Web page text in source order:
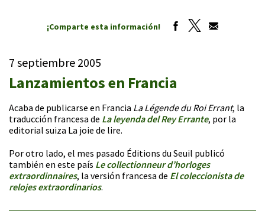
¡Comparte esta información!
7 septiembre 2005
Lanzamientos en Francia
Acaba de publicarse en Francia La Légende du Roi Errant, la
traducción francesa de La leyenda del Rey Errante, por la
editorial suiza La joie de lire.
Por otro lado, el mes pasado Éditions du Seuil publicó
también en este país Le collectionneur d’horloges
extraordinnaires, la versión francesa de El coleccionista de
relojes extraordinarios.